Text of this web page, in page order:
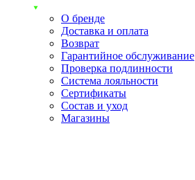
О бренде
Доставка и оплата
Возврат
Гарантийное обслуживание
Проверка подлинности
Система лояльности
Сертификаты
Состав и уход
Магазины